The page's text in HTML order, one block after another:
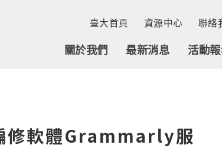
臺大首頁 資源中心 聯絡
關於我們 最新消息 活動
修軟體Grammarly服